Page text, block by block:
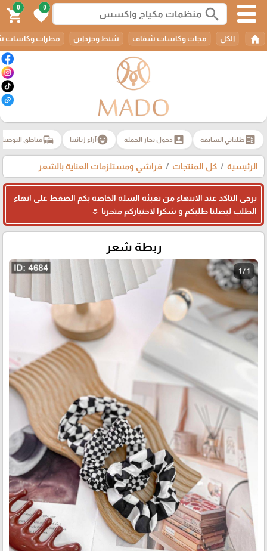
search
0
favorite
0
shopping_cart
home الكل مجات وكاسات شفاف شنط وجزداين مطرات وكاسات
ballotطلباتي السابقة account_box دخول تجار الجملة emoji_emotionsآراء زبائننا commuteمناطق
الرئيسية كل المنتجات فراشي ومستلزمات العناية بالشعر
يرجى التاكد عند الانتهاء من تعبئة السلة الخاصة بكم الضغط على انهاء
الطلب ليصلنا طلبكم و شكرا لاختياركم متجرنا 🌷
ربطة شعر
1 / 1